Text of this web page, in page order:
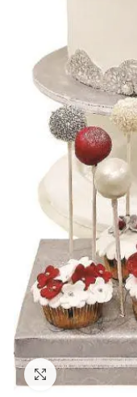
Click to enlarge